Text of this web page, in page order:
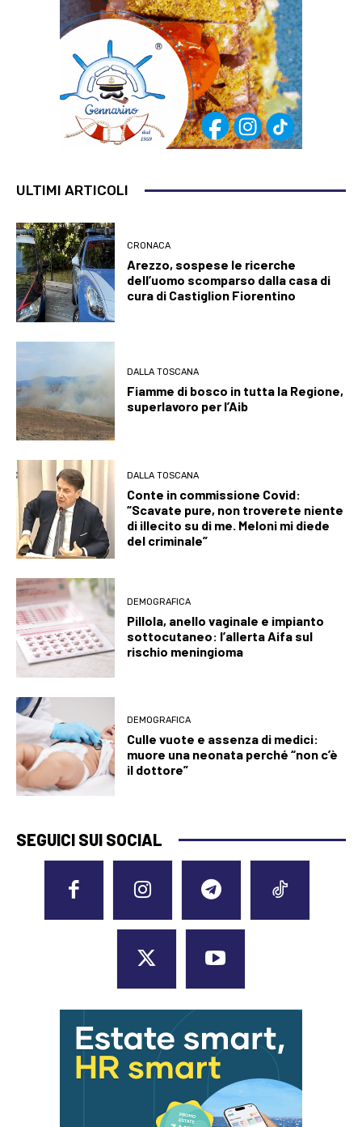
ULTIMI ARTICOLI
CRONACA
Arezzo, sospese le ricerche
dell’uomo scomparso dalla casa di
cura di Castiglion Fiorentino
DALLA TOSCANA
Fiamme di bosco in tutta la Regione,
superlavoro per l’Aib
DALLA TOSCANA
Conte in commissione Covid:
“Scavate pure, non troverete niente
di illecito su di me. Meloni mi diede
del criminale”
DEMOGRAFICA
Pillola, anello vaginale e impianto
sottocutaneo: l’allerta Aifa sul
rischio meningioma
DEMOGRAFICA
Culle vuote e assenza di medici:
muore una neonata perché “non c’è
il dottore”
SEGUICI SUI SOCIAL